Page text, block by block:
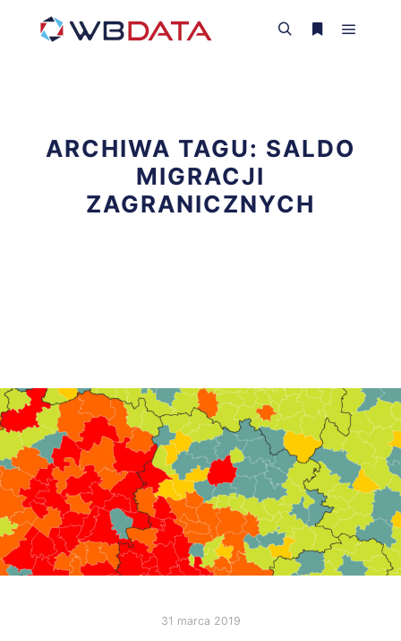
ARCHIWA TAGU: SALDO
MIGRACJI
ZAGRANICZNYCH
31 marca 2019